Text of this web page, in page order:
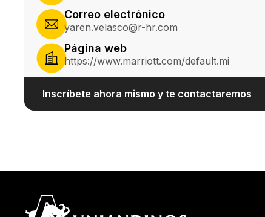
Correo electrónico
yaren.velasco@r-hr.com
Página web
https://www.marriott.com/default.mi
Inscríbete ahora mismo y te contactaremos